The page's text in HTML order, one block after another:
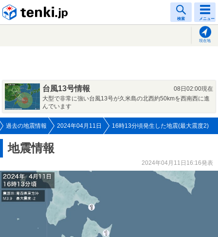
検索 メニュー
現在地
台風13号情報
08日02:00現在
大型で非常に強い台風13号が久米島の北西約50kmを西南西に進
んでいます
過去の地震情報 2024年04月11日 16時13分頃発生した地震(最大震度2)
地震情報
2024年04月11日16:16発表